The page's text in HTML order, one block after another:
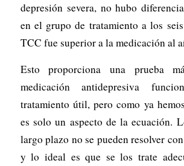
depresión severa, no hubo
en el grupo de tratamiento a los
TCC fue superior a la medicación al
Esto proporciona una prueba
medicación antidepresiva
tratamiento útil, pero como ya
es solo un aspecto de la ecuación.
largo plazo no se pueden resolver
y lo ideal es que se los trate